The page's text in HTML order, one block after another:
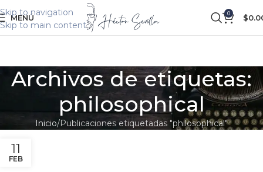
Skip to navigation
Skip to main content
MENÚ 0 $
Archivos de etiquetas:
philosophical
Inicio Publicaciones etiquetadas "philosophical"
11
FEB